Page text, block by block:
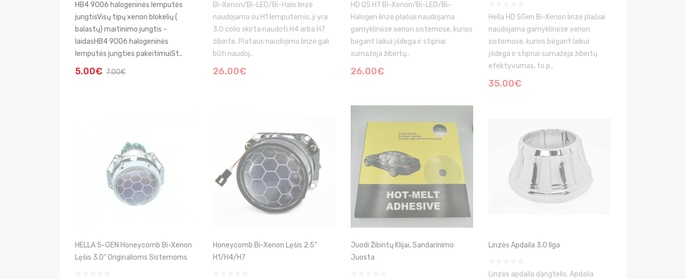
HB4 9006 halogeninės lemputės
jungtisVisų tipų xenon blokelių (
balastų) maitinimo jungtis -
laidasHB4 9006 halogeninės
lemputės jungties pakeitimuiSt..
5.00€ 7.00€
Bi-Xenon/Bi-LED/Bi-Halo linzė
naudojama su H1 lemputėmis, ji yra
3.0 colio skirta naudoti H4 arba H7
žibinte. Plataus naudojimo linzė gali
būti naudoj..
26.00€
HD Q5 H7 Bi-Xenon/Bi-LED/Bi-
Halogen linzė plačiai naudojama
gamyklinėse xenon sistemose, kurios
bėgant laikui įšdega ir stipriai
sumažėja žibintų..
26.00€
Hella HD 5Gen Bi-Xenon linzė plačiai
naudojama gamyklinėse xenon
sistemose, kurios bėgant laikui
įšdega ir stipriai sumažėja žibintų
efektyvumas, to p..
35.00€
HELLA 5-GEN Honeycomb Bi-Xenon
Lęšis 3.0" Originalioms Sistemoms
Honeycomb Bi-Xenon Lęšis 2.5"
H1/H4/H7
Juodi Žibintų Klijai, Sandarinimo
Juosta
Linzės Apdaila 3.0 Ilga
Linzės apdaila dangtelis. Apdaila